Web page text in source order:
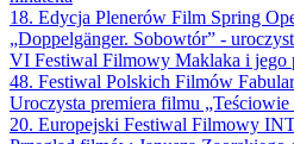
18. Edycja Plenerów Film Spring
„Doppelgänger. Sobowtór” -
VI Festiwal Filmowy Maklaka i jego
48. Festiwal Polskich Filmów
Uroczysta premiera filmu „Teściowie
20. Europejski Festiwal Filmowy